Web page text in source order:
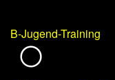
B-Jugend-Training